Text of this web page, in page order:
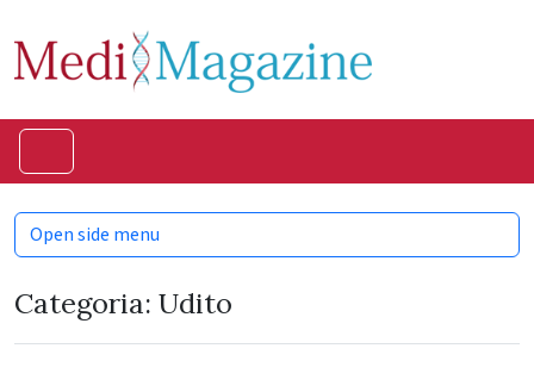
Categoria: Udito
Open side menu